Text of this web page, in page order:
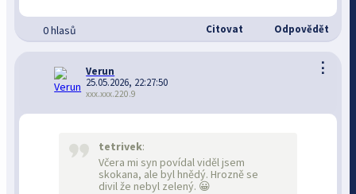
0 hlasů Citovat Odpovědět
⋮
Verun
25.05.2026, 22:27:50
xxx.xxx.220.9
tetrivek:
Včera mi syn povídal viděl jsem
skokana, ale byl hnědý. Hrozně se
divil že nebyl zelený. 😀